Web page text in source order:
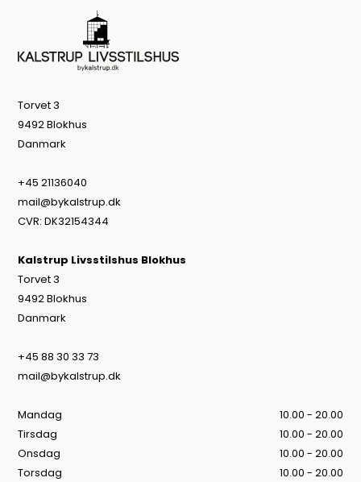
Torvet 3
9492 Blokhus
Danmark
+45 21136040
mail@bykalstrup.dk
CVR: DK32154344
Kalstrup Livsstilshus Blokhus
Torvet 3
9492 Blokhus
Danmark
+45 88 30 33 73
mail@bykalstrup.dk
Mandag
10.00 - 20.00
Tirsdag
10.00 - 20.00
Onsdag
10.00 - 20.00
Torsdag
10.00 - 20.00